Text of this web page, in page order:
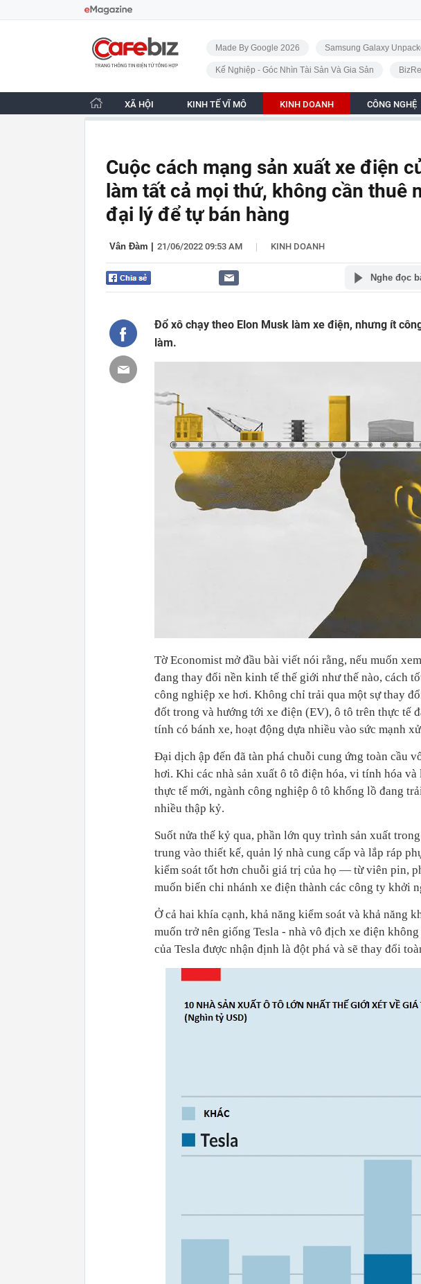
CafeBiz - Trang chủ
Made By Google 2026 Samsung Galaxy
Kế Nghiệp - Góc Nhìn Tài Sản Và Gia Sản
XÃ HỘI KINH TẾ VĨ MÔ KINH DOANH CÔNG NGHỆ
Cuộc cách mạng sản xuất xe điện
làm tất cả mọi thứ, không cần thuê
đại lý để tự bán hàng
Vân Đàm 21/06/2022 09:53 AM | KINH DOANH
Nghe đọc
Đổ xô chạy theo Elon Musk làm xe điện, nhưng ít
làm.
Tờ Economist mở đầu bài viết nói rằng, nếu muốn
đang thay đổi nền kinh tế thế giới như thế nào, cách
công nghiệp xe hơi. Không chỉ trải qua một sự thay
đốt trong và hướng tới xe điện (EV), ô tô trên thực tế
tính có bánh xe, hoạt động dựa nhiều vào sức mạnh
Đại dịch ập đến đã tàn phá chuỗi cung ứng toàn cầu
hơi. Khi các nhà sản xuất ô tô điện hóa, vi tính hóa
thực tế mới, ngành công nghiệp ô tô khổng lồ đang
nhiều thập kỷ.
Suốt nửa thế kỷ qua, phần lớn quy trình sản xuất
trung vào thiết kế, quản lý nhà cung cấp và lắp ráp
kiểm soát tốt hơn chuỗi giá trị của họ — từ viên pin,
muốn biến chi nhánh xe điện thành các công ty khởi
Ở cả hai khía cạnh, khả năng kiểm soát và khả năng
muốn trở nên giống Tesla - nhà vô địch xe điện
của Tesla được nhận định là đột phá và sẽ thay đổi